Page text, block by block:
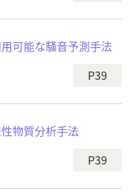
可能な騒音予測手法
P39
物質分析手法
P39